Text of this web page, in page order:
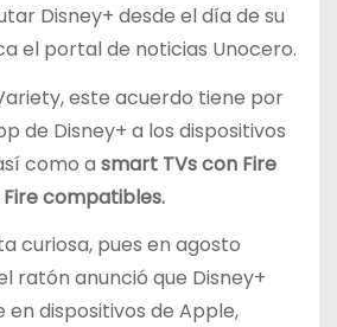
Disney+ desde el día de su
el portal de noticias Unocero.
este acuerdo tiene por
de Disney+ a los dispositivos
como a smart TVs con Fire
compatibles.
curiosa, pues en agosto
ratón anunció que Disney+
dispositivos de Apple,